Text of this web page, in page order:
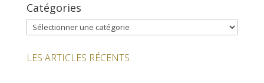
Catégories
Catégories
LES ARTICLES RÉCENTS